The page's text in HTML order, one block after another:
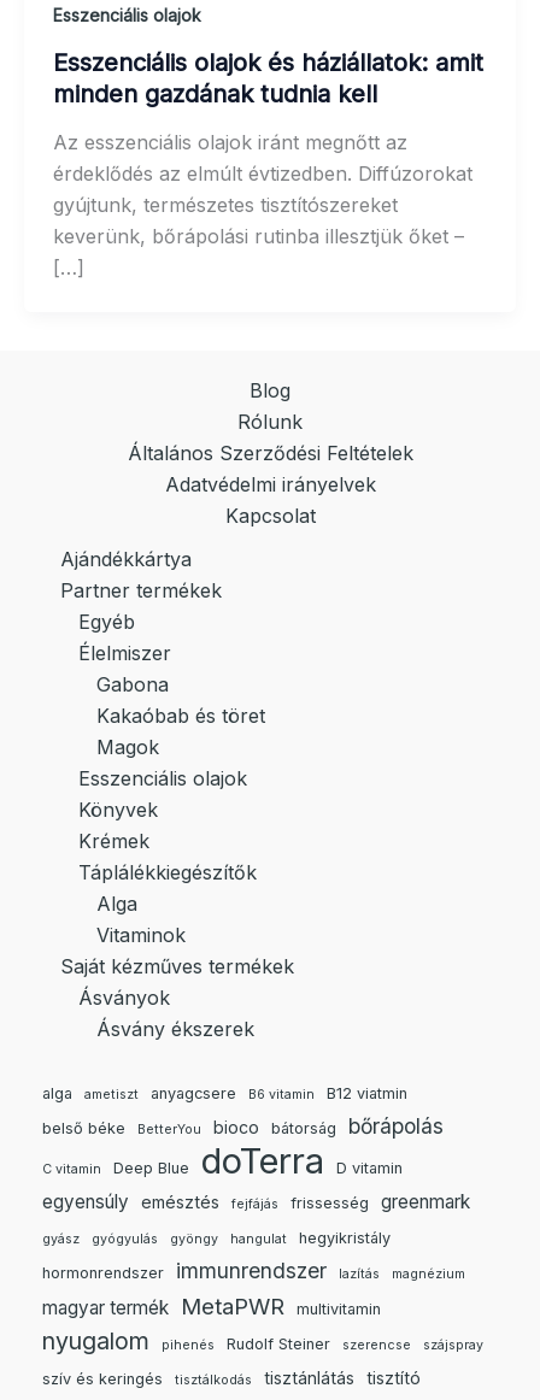
Esszenciális olajok
Esszenciális olajok és háziállatok: amit
minden gazdának tudnia kell
Az esszenciális olajok iránt megnőtt az
érdeklődés az elmúlt évtizedben. Diffúzorokat
gyújtunk, természetes tisztítószereket
keverünk, bőrápolási rutinba illesztjük őket –
[…]
Blog
Rólunk
Általános Szerződési Feltételek
Adatvédelmi irányelvek
Kapcsolat
Ajándékkártya
Partner termékek
Egyéb
Élelmiszer
Gabona
Kakaóbab és töret
Magok
Esszenciális olajok
Könyvek
Krémek
Táplálékkiegészítők
Alga
Vitaminok
Saját kézműves termékek
Ásványok
Ásvány ékszerek
alga ametiszt anyagcsere B6 vitamin
B12 viatmin
belső béke
BetterYou bioco bátorság bőrápolás
C vitamin Deep Blue doTerra D vitamin
egyensúly emésztés fejfájás frissesség greenmark
gyász gyógyulás gyöngy hangulat
hegyikristály
hormonrendszer
immunrendszer lazítás magnézium
magyar termék MetaPWR multivitamin
nyugalom pihenés Rudolf Steiner szerencse szájspray
szív és keringés tisztálkodás tisztánlátás tisztító